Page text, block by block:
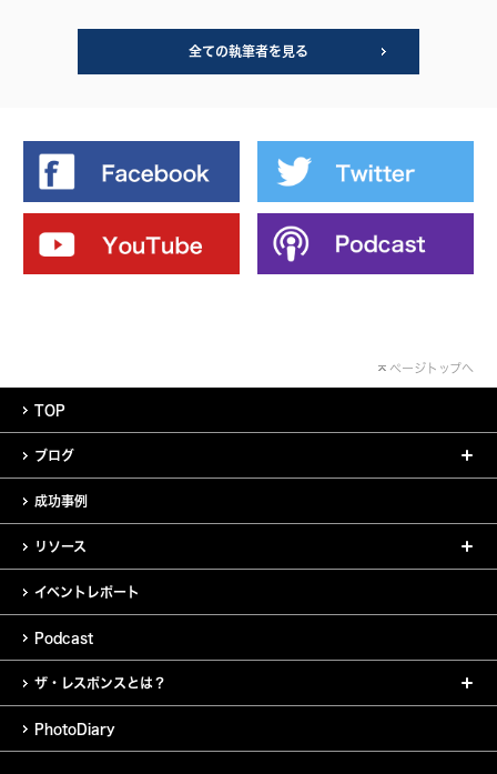
全ての執筆者を見る
ページトップへ
TOP
ブログ
成功事例
リソース
イベントレポート
Podcast
ザ・レスポンスとは？
PhotoDiary